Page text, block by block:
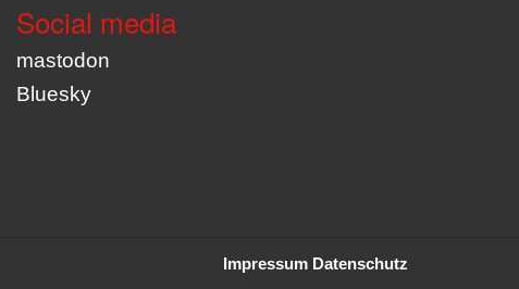
Social media
mastodon
Bluesky
Impressum Datenschutz